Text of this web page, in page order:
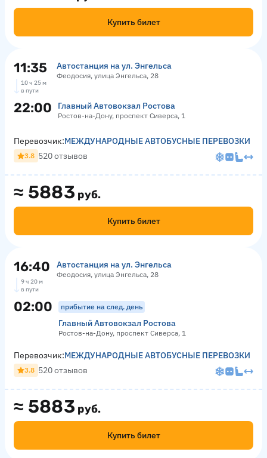
Купить билет
11:35 Автостанция на ул. Энгельса
Феодосия, улица Энгельса, 28
10 ч 25 м
в пути
22:00 Главный Автовокзал Ростова
Ростов-на-Дону, проспект Сиверса, 1
≈ 5883 руб.
Купить билет
Перевозчик:МЕЖДУНАРОДНЫЕ АВТОБУСНЫЕ ПЕРЕВОЗКИ
3.8 520 отзывов
16:40 Автостанция на ул. Энгельса
Феодосия, улица Энгельса, 28
9 ч 20 м
в пути
02:00 прибытие на след. день
Главный Автовокзал Ростова
Ростов-на-Дону, проспект Сиверса, 1
≈ 5883 руб.
Купить билет
Перевозчик:МЕЖДУНАРОДНЫЕ АВТОБУСНЫЕ ПЕРЕВОЗКИ
3.8 520 отзывов